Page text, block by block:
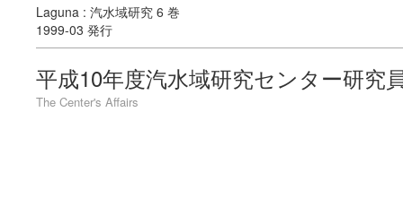
Laguna : 汽水域研究 6 巻
1999-03 発行
平成10年度汽水域研究センター研究
The Center's Affairs